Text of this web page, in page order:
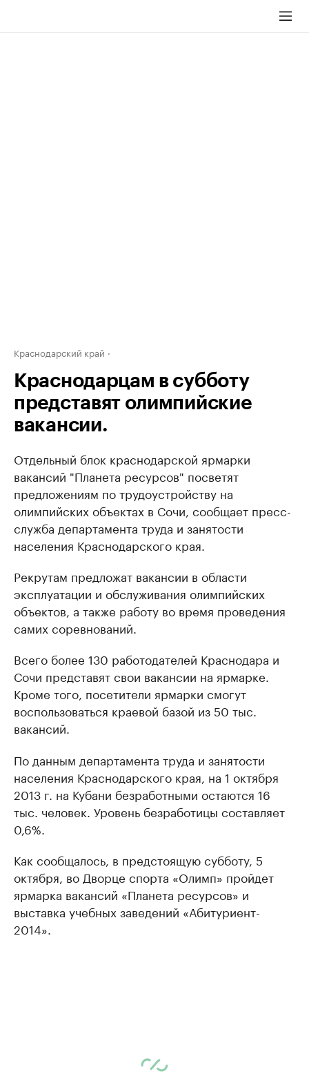
Краснодарский край
Краснодарцам в субботу
представят олимпийские
вакансии.
Отдельный блок краснодарской ярмарки
вакансий "Планета ресурсов" посветят
предложениям по трудоустройству на
олимпийских объектах в Сочи, сообщает пресс-
служба департамента труда и занятости
населения Краснодарского края.
Рекрутам предложат вакансии в области
эксплуатации и обслуживания олимпийских
объектов, а также работу во время проведения
самих соревнований.
Всего более 130 работодателей Краснодара и
Сочи представят свои вакансии на ярмарке.
Кроме того, посетители ярмарки смогут
воспользоваться краевой базой из 50 тыс.
вакансий.
По данным департамента труда и занятости
населения Краснодарского края, на 1 октября
2013 г. на Кубани безработными остаются 16
тыс. человек. Уровень безработицы составляет
0,6%.
Как сообщалось, в предстоящую субботу, 5
октября, во Дворце спорта «Олимп» пройдет
ярмарка вакансий «Планета ресурсов» и
выставка учебных заведений «Абитуриент-
2014».